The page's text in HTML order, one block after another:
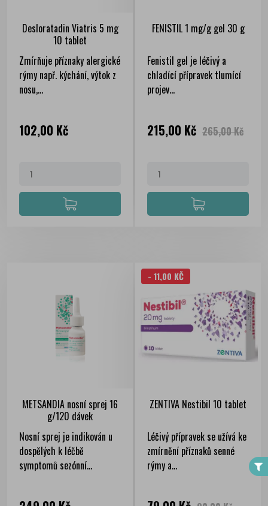
Desloratadin Viatris 5 mg
10 tablet
Zmírňuje příznaky alergické
rýmy např. kýchání, výtok z
nosu,...
Cena
102,00 Kč
FENISTIL 1 mg/g gel 30 g
Fenistil gel je léčivý a
chladící přípravek tlumící
projev...
Cena
215,00 Kč Běžná
265,00 Kč
METSANDIA nosní sprej 16
g/120 dávek
Nosní sprej je indikován u
dospělých k léčbě
symptomů sezónní...
ZENTIVA Nestibil 10 tablet
Léčivý přípravek se užívá ke
zmírnění příznaků senné
rýmy a...
- 11,00 KČ